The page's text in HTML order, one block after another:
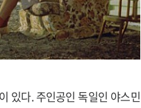
있다. 주인공인 독일인 야스민